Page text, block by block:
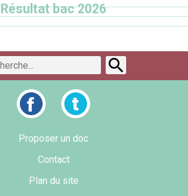
Résultat bac 2026
Proposer un doc
Contact
Plan du site